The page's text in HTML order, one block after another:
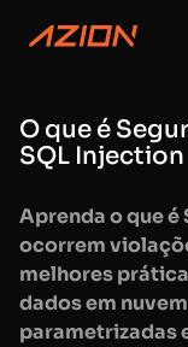
O que é
SQL Injection
Aprenda o que é
ocorrem
melhores
dados em
parametrizadas